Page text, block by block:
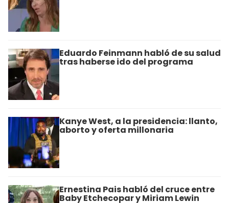
Eduardo Feinmann habló de su salud
tras haberse ido del programa
Kanye West, a la presidencia: llanto,
aborto y oferta millonaria
Ernestina Pais habló del cruce entre
Baby Etchecopar y Miriam Lewin